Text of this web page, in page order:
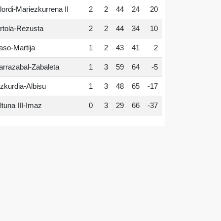
Mariezkurrena II 2 2 44 24 20
Rezusta 2 2 44 34 10
Martija 1 2 43 41 2
Zabaleta 1 3 59 64 -5
Albisu 1 3 48 65 -17
III-Imaz 0 3 29 66 -37